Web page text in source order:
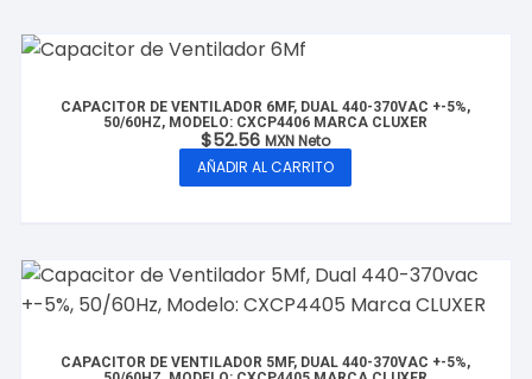
CAPACITOR DE VENTILADOR 6MF, DUAL 440-370VAC +-5%,
50/60HZ, MODELO: CXCP4406 MARCA CLUXER
$52.56 MXN Neto
AÑADIR AL CARRITO
CAPACITOR DE VENTILADOR 5MF, DUAL 440-370VAC +-5%,